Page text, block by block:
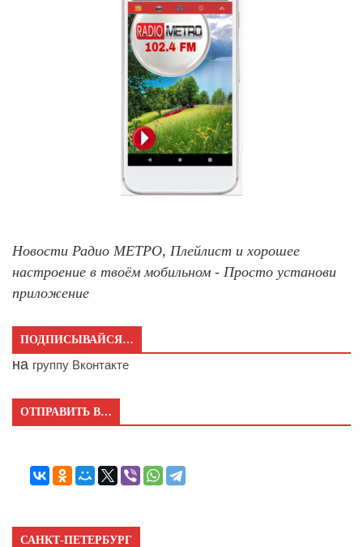
Новости Радио МЕТРО, Плейлист и хорошее
настроение в твоём мобильном - Просто установи
приложение
ПОДПИСЫВАЙСЯ…
на группу Вконтакте
ОТПРАВИТЬ В…
САНКТ-ПЕТЕРБУРГ